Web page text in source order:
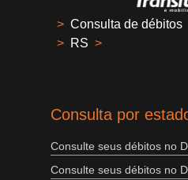
> Consulta de débitos
> RS >
Consulta por
Consulte seus débitos no
Consulte seus débitos no